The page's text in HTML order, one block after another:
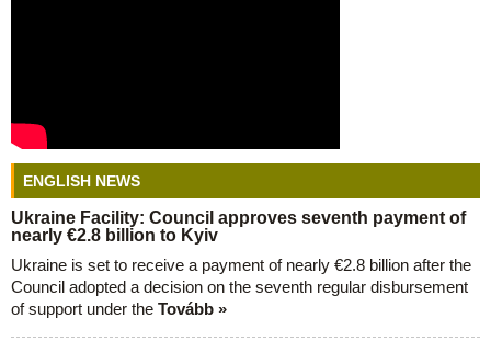
ENGLISH NEWS
Ukraine Facility: Council approves seventh payment of
nearly €2.8 billion to Kyiv
Ukraine is set to receive a payment of nearly €2.8 billion after the
Council adopted a decision on the seventh regular disbursement
of support under the Tovább »